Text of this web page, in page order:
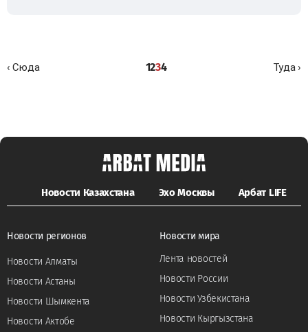
‹ Сюда 1234 Туда ›
Новости Казахстана Эхо Москвы Арбат LIFE
Новости регионов
Новости Алматы
Новости Астаны
Новости Шымкента
Новости Актобе
Новости мира
Лента новостей
Новости России
Новости Узбекистана
Новости Кыргызстана